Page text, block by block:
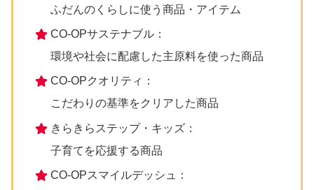
ふだんのくらしに使う商品・アイテム
CO-OPサステナブル：
環境や社会に配慮した主原料を使った商品
CO-OPクオリティ：
こだわりの基準をクリアした商品
きらきらステップ・キッズ：
子育てを応援する商品
CO-OPスマイルデッシュ：